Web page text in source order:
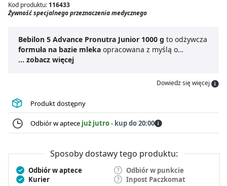
Kod produktu: 116433
Żywność specjalnego przeznaczenia medycznego
Bebilon 5 Advance Pronutra Junior 1000 g to odżywcza
formuła na bazie mleka opracowana z myślą o
dzieciach po ukończeniu 3. roku życia. Produkt może
Bebilon 5 dla
wspierające prawidłowy rozwój dziecka na tym etapie
życia. Formuła zawiera niezbędne witaminy i minerały,
kwasy omega-3 oraz kompozycję oligosacharydów
GOS/FOS, opracowaną na wzór oligosacharydów
Junior 1000 gpowinien być stosowany jako część
zróżnicowanej diety dziecka. Produkt nie zawiera oleju
palmowego.
... zobacz więcej
Dowiedz się więcej
Produkt dostępny
Odbiór w aptece już jutro- kup do 20:00
Sposoby dostawy tego produktu:
Odbiór w aptece
Odbiór w punkcie
Kurier
Inpost Paczkomat